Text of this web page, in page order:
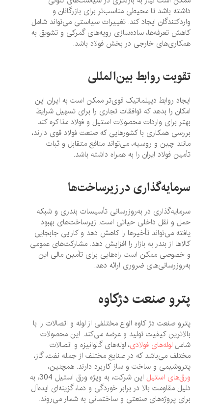
داشته باشد تا محیطی مناسب‌تر برای بازرگانان و
واردکنندگان ایجاد کند. تغییرات سیاستی می‌تواند شامل
کاهش تعرفه‌ها، ساده‌سازی رویه‌های گمرکی و تشویق به
همکاری‌های خارجی در بخش فولاد باشد.
تقویت روابط بین‌المللی
ایجاد روابط دیپلماتیک قوی‌تر ممکن است به ایران این
امکان را بدهد که توافقات تجاری را برای تسهیل شرایط
بهتر برای واردات محصولات استیل و فولاد مذاکره کند.
بررسی همکاری با کشورهایی که صنعت فولاد قوی دارند،
مانند چین و روسیه، می‌تواند منافع متقابل و ثبات
تأمین فولاد ایران را به همراه داشته باشد.
سرمایه‌گذاری در زیرساخت‌ها
سرمایه‌گذاری در به‌روزرسانی تأسیسات بندری و شبکه
حمل و نقل داخلی حیاتی است. زیرساخت‌های بهبود
یافته می‌تواند تأخیرها را کاهش دهد و کارایی جابجایی
کالاها از بندر به بازار را افزایش دهد. مشارکت‌های عمومی
و خصوصی ممکن است راه‌هایی برای تأمین مالی این
به‌روزرسانی‌های ضروری ارائه دهد.
پترو صنعت دژکاوه
پترو صنعت دژ کاوه انواع مختلفی از لوله و اتصالات را با
بالاترین کیفیت تولید و عرضه می‌کند. این محصولات
لوله‌های فولادی، لوله‌های گالوانیزه و اتصالات
مختلف می‌باشد که در صنایع مختلف از جمله نفت، گاز،
پتروشیمی و ساخت و ساز کاربرد دارند. همچنین،
ورق‌های استیل
این شرکت، به ویژه ورق استیل 304، به
دلیل مقاومت بالا در برابر خوردگی و دما، گزینه‌ای ایده‌آل
برای پروژه‌های صنعتی و ساختمانی به شمار می‌روند.